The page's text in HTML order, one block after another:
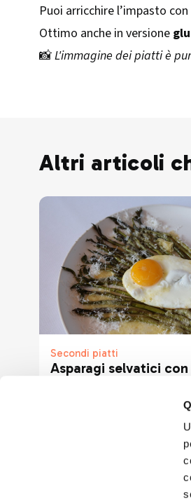
Puoi arricchire l’impasto con
Ottimo anche in versione
📸L'immagine dei piatti è
Altri articoli
Secondi piatti
Asparagi selvatici con